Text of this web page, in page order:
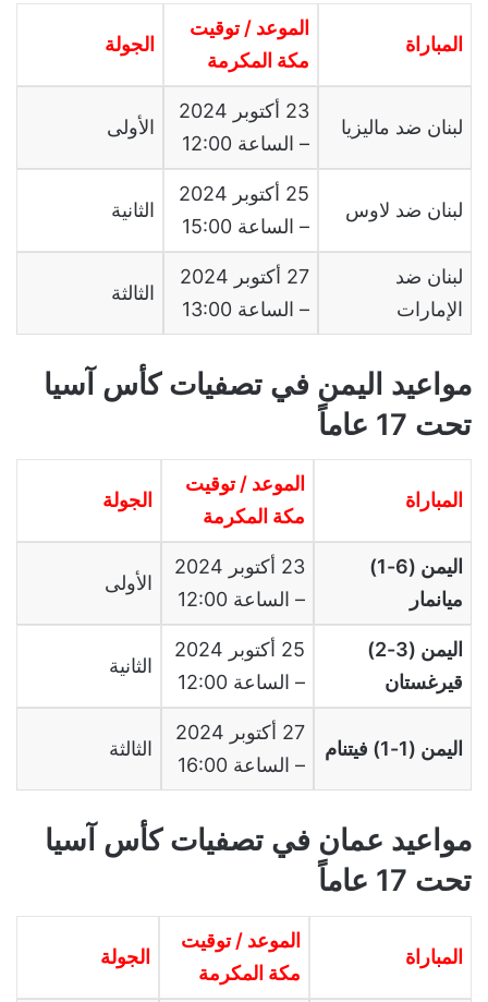
المباراة
الموعد / توقيت
مكة المكرمة
الجولة
لبنان ضد ماليزيا
23 أكتوبر 2024
– الساعة 12:00
الأولى
لبنان ضد لاوس
25 أكتوبر 2024
– الساعة 15:00
الثانية
لبنان ضد
الإمارات
27 أكتوبر 2024
– الساعة 13:00
الثالثة
مواعيد اليمن في تصفيات كأس آسيا
تحت 17 عاماً
المباراة
الموعد / توقيت
مكة المكرمة
الجولة
اليمن (6-1)
ميانمار
23 أكتوبر 2024
– الساعة 12:00
الأولى
اليمن (3-2)
قيرغستان
25 أكتوبر 2024
– الساعة 12:00
الثانية
اليمن (1-1) فيتنام
27 أكتوبر 2024
– الساعة 16:00
الثالثة
مواعيد عمان في تصفيات كأس آسيا
تحت 17 عاماً
المباراة
الموعد / توقيت
مكة المكرمة
الجولة